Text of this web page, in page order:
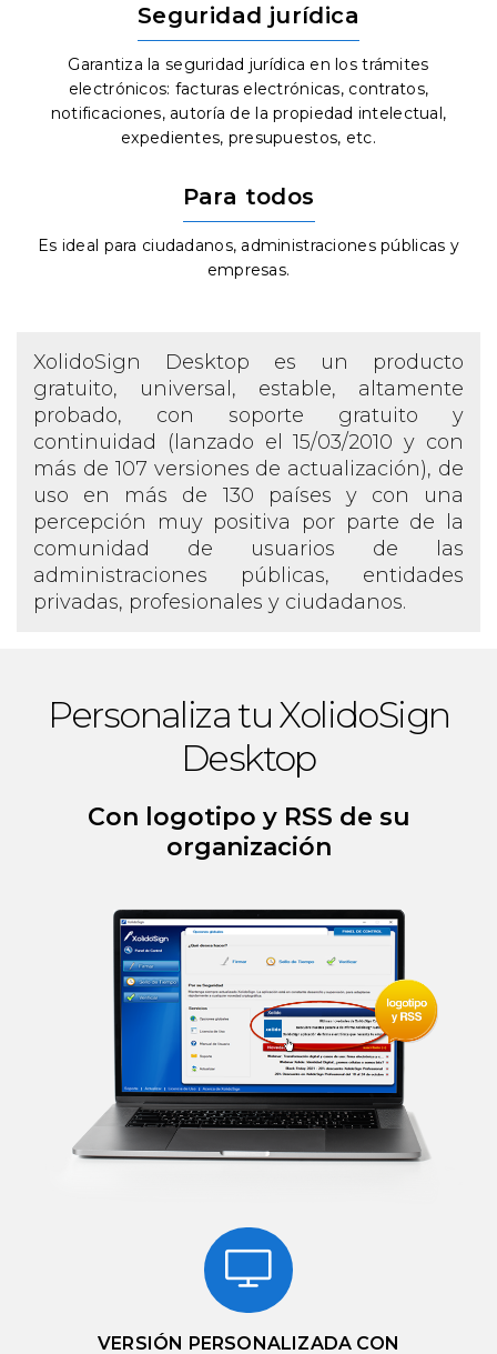
Seguridad jurídica
Garantiza la seguridad jurídica en los trámites
electrónicos: facturas electrónicas, contratos,
notificaciones, autoría de la propiedad intelectual,
expedientes, presupuestos, etc.
Para todos
Es ideal para ciudadanos, administraciones públicas y
empresas.
XolidoSign Desktop es un producto
gratuito, universal, estable, altamente
probado, con soporte gratuito y
continuidad (lanzado el 15/03/2010 y con
más de 107 versiones de actualización), de
uso en más de 130 países y con una
percepción muy positiva por parte de la
comunidad de usuarios de las
administraciones públicas, entidades
privadas, profesionales y ciudadanos.
Personaliza tu XolidoSign
Desktop
Con logotipo y RSS de su
organización
VERSIÓN PERSONALIZADA CON